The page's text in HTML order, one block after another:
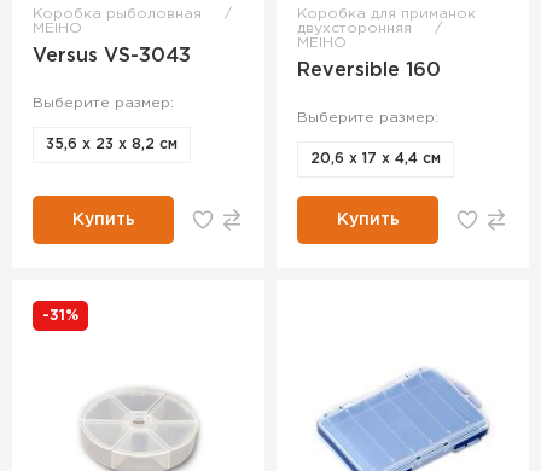
Коробка рыболовная
MEIHO
Versus VS-3043
Выберите размер:
35,6 х 23 х 8,2 см
Купить
Коробка для приманок
двухсторонняя
MEIHO
Reversible 160
Выберите размер:
20,6 x 17 x 4,4 см
Купить
-31%